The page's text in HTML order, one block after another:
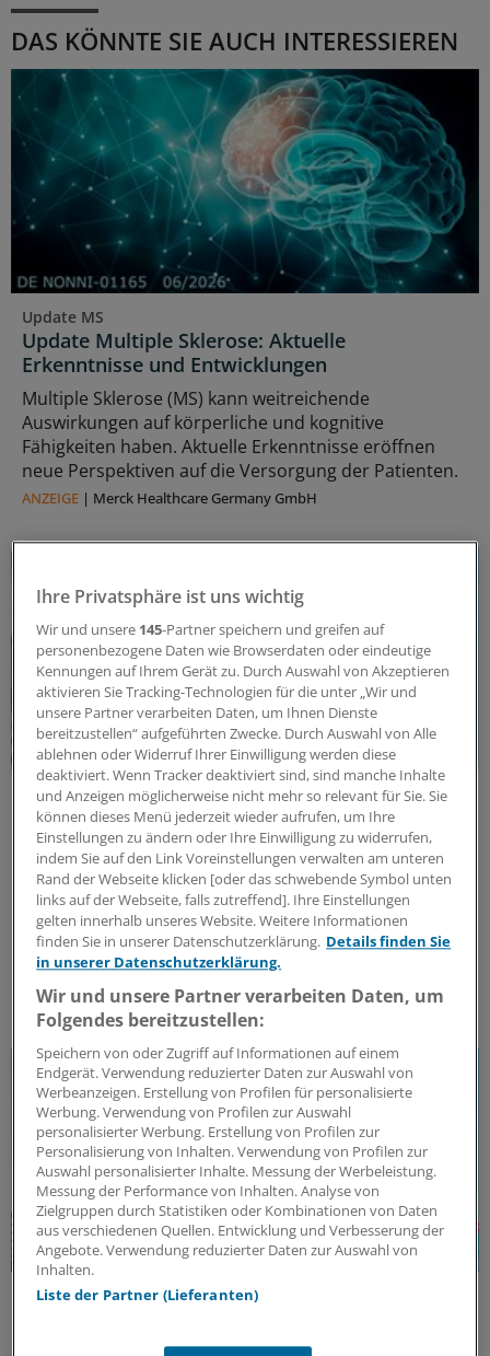
DAS KÖNNTE SIE AUCH INTERESSIEREN
Update MS
Update Multiple Sklerose: Aktuelle
Erkenntnisse und Entwicklungen
Multiple Sklerose (MS) kann weitreichende
Auswirkungen auf körperliche und kognitive
Fähigkeiten haben. Aktuelle Erkenntnisse eröffnen
neue Perspektiven auf die Versorgung der Patienten.
ANZEIGE | Merck Healthcare Germany GmbH
Intrathekale Entzündung
Einfluss der MS-Therapie auf Immunzellen im
Liquor
Eine aktuelle Publikation beleuchtet
Immunzellveränderungen im Liquor als Hinweis auf
kompartimentalisierte intrathekale
Entzündungsprozesse. Was dies für die MS-Therapie
bedeuten könnte.
ANZEIGE|Merck Healthcare Germany GmbH
Therapiefreie Remission
Ihre Privatsphäre ist uns wichtig
Wir und unsere 145-Partner speichern und greifen auf
personenbezogene Daten wie Browserdaten oder eindeutige
Kennungen auf Ihrem Gerät zu. Durch Auswahl von Akzeptieren
aktivieren Sie Tracking-Technologien für die unter „Wir und
unsere Partner verarbeiten Daten, um Ihnen Dienste
bereitzustellen“ aufgeführten Zwecke. Durch Auswahl von Alle
ablehnen oder Widerruf Ihrer Einwilligung werden diese
deaktiviert. Wenn Tracker deaktiviert sind, sind manche Inhalte
und Anzeigen möglicherweise nicht mehr so relevant für Sie. Sie
können dieses Menü jederzeit wieder aufrufen, um Ihre
Einstellungen zu ändern oder Ihre Einwilligung zu widerrufen,
indem Sie auf den Link Voreinstellungen verwalten am unteren
Rand der Webseite klicken [oder das schwebende Symbol unten
links auf der Webseite, falls zutreffend]. Ihre Einstellungen
gelten innerhalb unseres Website. Weitere Informationen
finden Sie in unserer Datenschutzerklärung. Details finden Sie
in unserer Datenschutzerklärung.
Wir und unsere Partner verarbeiten Daten, um
Folgendes bereitzustellen:
Speichern von oder Zugriff auf Informationen auf einem
Endgerät. Verwendung reduzierter Daten zur Auswahl von
Werbeanzeigen. Erstellung von Profilen für personalisierte
Werbung. Verwendung von Profilen zur Auswahl
personalisierter Werbung. Erstellung von Profilen zur
Personalisierung von Inhalten. Verwendung von Profilen zur
Auswahl personalisierter Inhalte. Messung der Werbeleistung.
Messung der Performance von Inhalten. Analyse von
Zielgruppen durch Statistiken oder Kombinationen von Daten
aus verschiedenen Quellen. Entwicklung und Verbesserung der
Angebote. Verwendung reduzierter Daten zur Auswahl von
Inhalten.
Liste der Partner (Lieferanten)